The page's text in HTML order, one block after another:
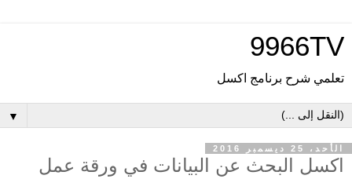
9966TV
تعلمي شرح برنامج اكسل
▼
الأحد، 25 ديسمبر 2016
اكسل البحث عن البيانات في ورقة عمل